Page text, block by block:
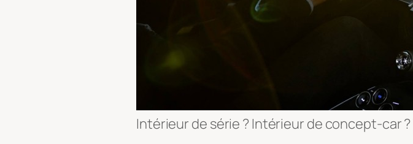
Intérieur de série ? Intérieur de concept-car